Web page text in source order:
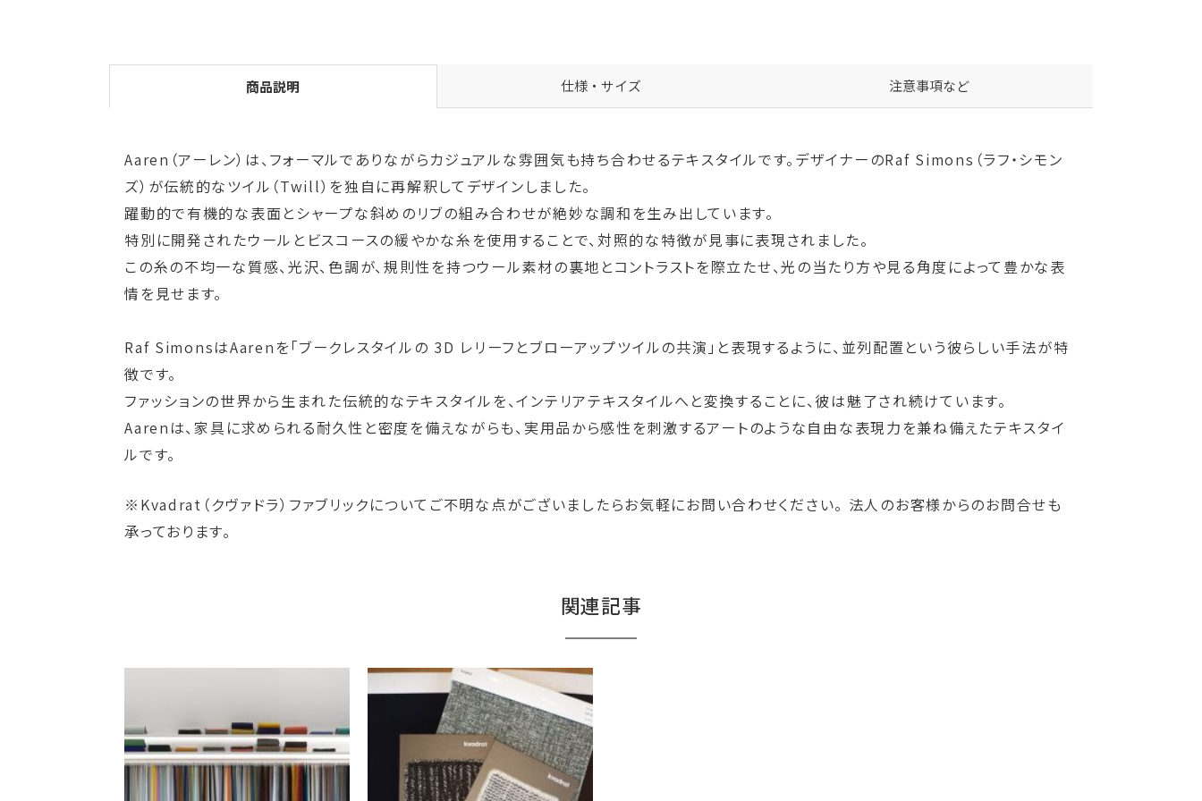
商品説明 仕様・サイズ 注意事項など
Aaren（アーレン）は、フォーマルでありながらカジュアルな雰囲気も持ち合わせるテキスタイルです。デザイナーのRaf Simons（ラフ・シモン
ズ）が伝統的なツイル（Twill）を独自に再解釈してデザインしました。
躍動的で有機的な表面とシャープな斜めのリブの組み合わせが絶妙な調和を生み出しています。
特別に開発されたウールとビスコースの緩やかな糸を使用することで、対照的な特徴が見事に表現されました。
この糸の不均一な質感、光沢、色調が、規則性を持つウール素材の裏地とコントラストを際立たせ、光の当たり方や見る角度によって豊かな表
情を見せます。
Raf SimonsはAarenを「ブークレスタイルの 3D レリーフとブローアップツイルの共演」と表現するように、並列配置という彼らしい手法が特
徴です。
ファッションの世界から生まれた伝統的なテキスタイルを、インテリアテキスタイルへと変換することに、彼は魅了され続けています。
Aarenは、家具に求められる耐久性と密度を備えながらも、実用品から感性を刺激するアートのような自由な表現力を兼ね備えたテキスタイ
ルです。
※Kvadrat（クヴァドラ）ファブリックについてご不明な点がございましたらお気軽にお問い合わせください。 法人のお客様からのお問合せも
承っております。
関連記事